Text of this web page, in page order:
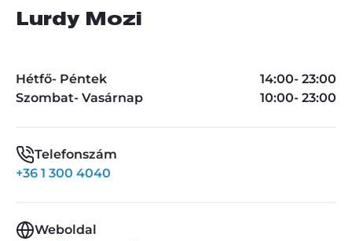
Lurdy Mozi
Hétfő- Péntek
14:00- 23:00
Szombat- Vasárnap
10:00- 23:00
Telefonszám
+36 1 300 4040
Weboldal